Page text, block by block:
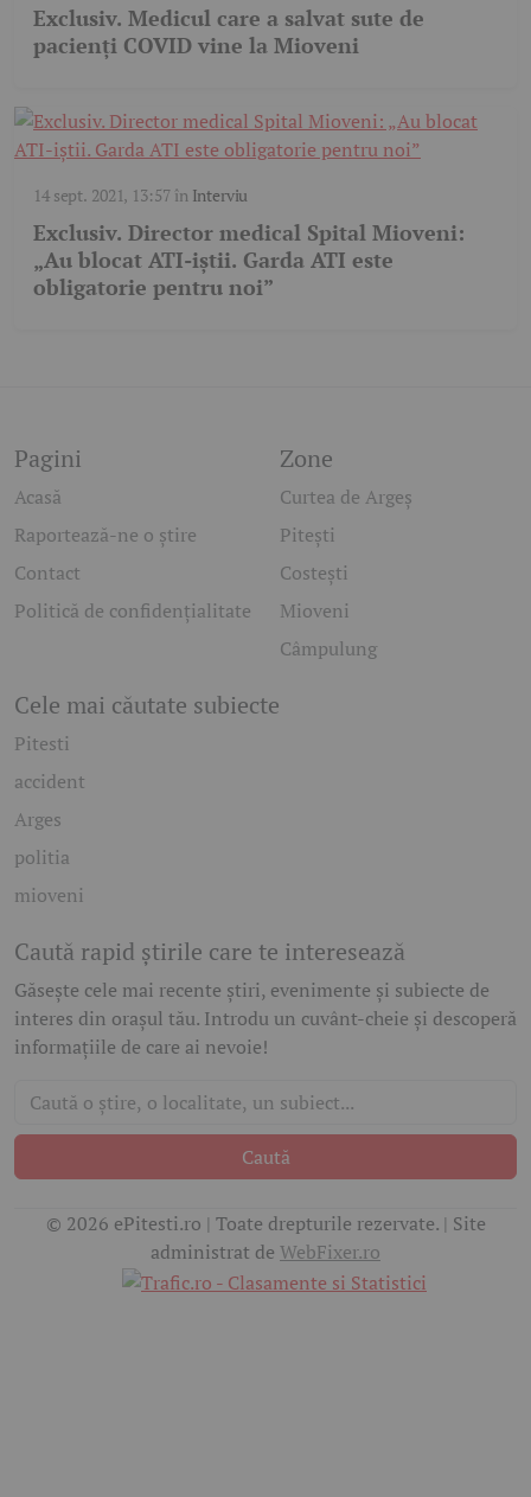
Exclusiv. Medicul care a salvat sute de
pacienți COVID vine la Mioveni
14 sept. 2021, 13:57în Interviu
Exclusiv. Director medical Spital Mioveni:
„Au blocat ATI-iştii. Garda ATI este
obligatorie pentru noi”
Pagini
Acasă
Raportează-ne o știre
Contact
Politică de confidențialitate
Zone
Curtea de Argeș
Pitești
Costești
Mioveni
Câmpulung
Cele mai căutate subiecte
Pitesti
accident
Arges
politia
mioveni
Caută rapid știrile care te interesează
Găsește cele mai recente știri, evenimente și subiecte de
interes din orașul tău. Introdu un cuvânt-cheie și descoperă
informațiile de care ai nevoie!
Caută
© 2026 ePitesti.ro | Toate drepturile rezervate. | Site
administrat de WebFixer.ro